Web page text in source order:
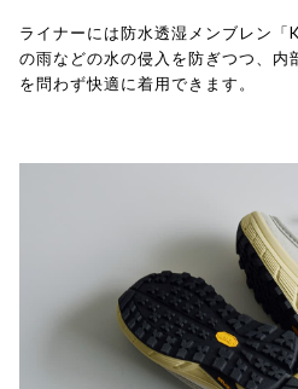
ライナーには防水透湿メンブレン「
の雨などの水の侵入を防ぎつつ、内
を問わず快適に着用できます。